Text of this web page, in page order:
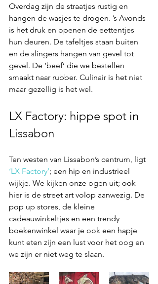
Overdag zijn de straatjes rustig en
hangen de wasjes te drogen. ’s Avonds
is het druk en openen de eettentjes
hun deuren. De tafeltjes staan buiten
en de slingers hangen van gevel tot
gevel. De ‘beef’ die we bestellen
smaakt naar rubber. Culinair is het niet
maar gezellig is het wel.
LX Factory: hippe spot in
Lissabon
Ten westen van Lissabon’s centrum, ligt
‘LX Factory’; een hip en industrieel
wijkje. We kijken onze ogen uit; ook
hier is de street art volop aanwezig. De
pop up stores, de kleine
cadeauwinkeltjes en een trendy
boekenwinkel waar je ook een hapje
kunt eten zijn een lust voor het oog en
we zijn er niet weg te slaan.